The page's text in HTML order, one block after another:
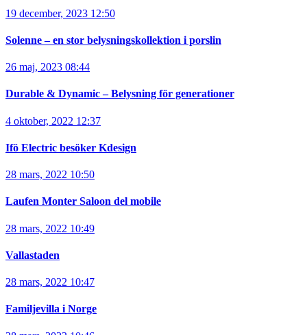
19 december, 2023 12:50
Solenne – en stor belysningskollektion i porslin
26 maj, 2023 08:44
Durable & Dynamic – Belysning för generationer
4 oktober, 2022 12:37
Ifö Electric besöker Kdesign
28 mars, 2022 10:50
Laufen Monter Saloon del mobile
28 mars, 2022 10:49
Vallastaden
28 mars, 2022 10:47
Familjevilla i Norge